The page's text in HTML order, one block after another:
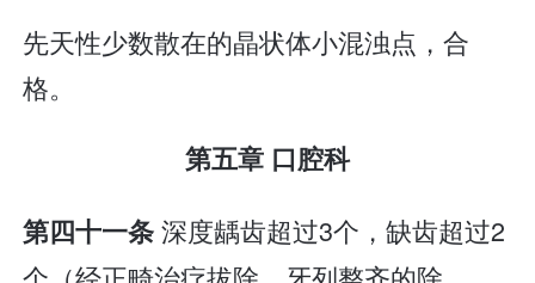
先天性少数散在的晶状体小混浊点，合
格。
第五章 口腔科
第四十一条深度龋齿超过3个，缺齿超过2